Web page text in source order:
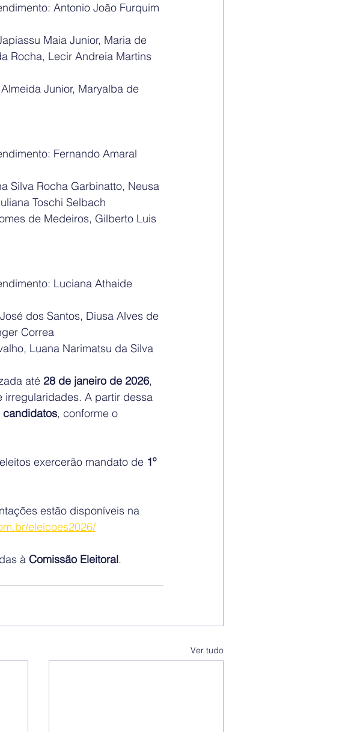
Antonio João Furquim
Maia Junior, Maria de
Rocha, Lecir Andreia Martins
Junior, Maryalba de
Fernando Amaral
Silva Rocha Garbinatto, Neusa
Toschi Selbach
de Medeiros, Gilberto Luis
Luciana Athaide
dos Santos, Diusa Alves de
Correa
Luana Narimatsu da Silva
até 28 de janeiro de 2026,
irregularidades. A partir dessa
, conforme o
exercerão mandato de 1º
estão disponíveis na
eleicoes2026/
à Comissão Eleitoral.
Ver tudo